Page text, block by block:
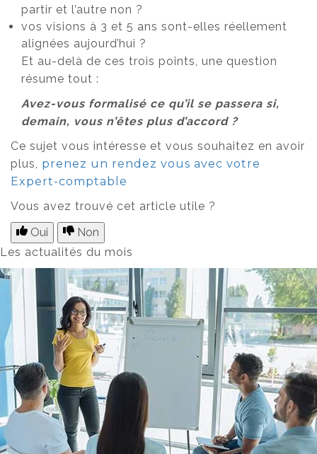
partir et l’autre non ?
vos visions à 3 et 5 ans sont-elles réellement
alignées aujourd’hui ?
Et au-delà de ces trois points, une question
résume tout :
Avez-vous formalisé ce qu’il se passera si,
demain, vous n’êtes plus d’accord ?
Ce sujet vous intéresse et vous souhaitez en avoir
plus, prenez un rendez vous avec votre
Expert-comptable
Vous avez trouvé cet article utile ?
Oui
Non
Les actualités du mois